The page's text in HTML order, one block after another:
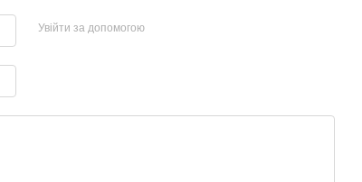
Увійти за допомогою